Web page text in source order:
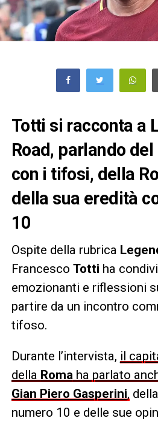
Totti si racconta a
Road, parlando
con i tifosi, della
della sua eredità
10
Ospite della rubrica
Francesco Totti ha
emozionanti e riflessioni
partire da un incontro
tifoso.
Durante l’intervista, il
della Roma ha parlato
Gian Piero Gasperini,
numero 10 e delle sue